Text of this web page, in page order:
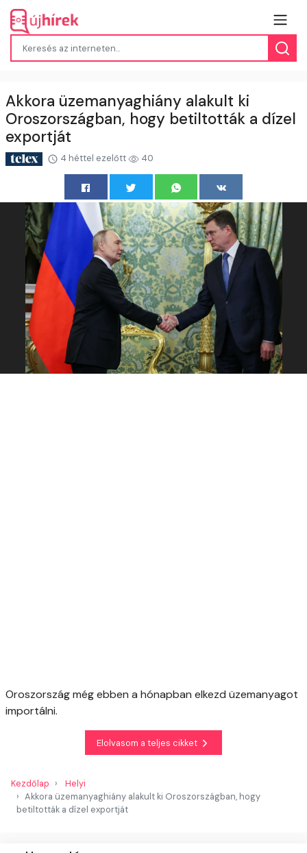
Akkora üzemanyaghiány alakult ki
Oroszországban, hogy betiltották a dízel
exportját
4 héttel ezelőtt 40
Oroszország még ebben a hónapban elkezd üzemanyagot
importálni.
Elolvasom a teljes cikket
Kezdőlap
Helyi
Akkora üzemanyaghiány alakult ki Oroszországban, hogy
betiltották a dízel exportját